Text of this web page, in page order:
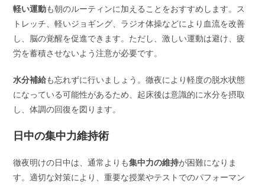
軽い運動も朝のルーティンに加えることをおすすめします。ス
トレッチ、軽いジョギング、ラジオ体操などにより血流を改善
し、脳の覚醒を促進できます。ただし、激しい運動は避け、疲
労を蓄積させないよう注意が必要です。
水分補給も忘れずに行いましょう。徹夜により軽度の脱水状態
になっている可能性があるため、起床後は意識的に水分を摂取
し、体調の回復を図ります。
日中の集中力維持術
徹夜明けの日中は、通常よりも集中力の維持が困難になりま
す。適切な対策により、重要な授業やテストでのパフォーマン